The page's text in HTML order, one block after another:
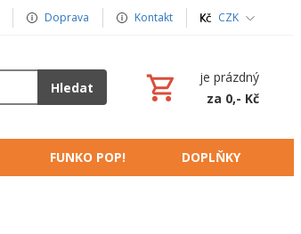
Doprava Kontakt CZK
Hledat
je prázdný
za 0,- Kč
FUNKO POP! DOPLŇKY